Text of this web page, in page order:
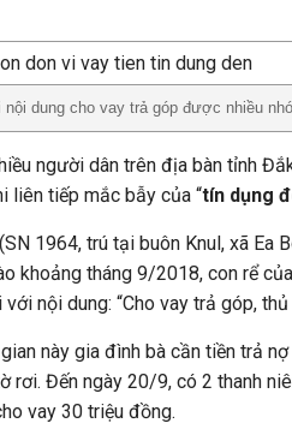
dung cho vay trả góp được nhiều
người dân trên địa bàn tỉnh
liên tiếp mắc bẫy của “tín dụng
1964, trú tại buôn Knul, xã Ea
khoảng tháng 9/2018, con rể
nội dung: “Cho vay trả góp, thủ
này gia đình bà cần tiền trả
rơi. Đến ngày 20/9, có 2 thanh
vay 30 triệu đồng.